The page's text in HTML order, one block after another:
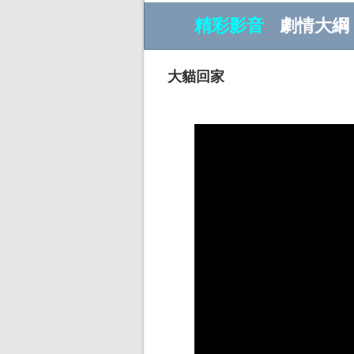
精彩影音 劇情大綱
大貓回家